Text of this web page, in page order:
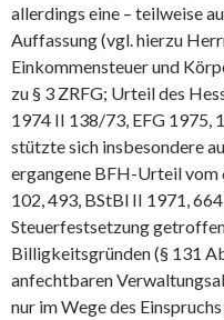
allerdings eine – teilweise
Auffassung (vgl. hierzu
Einkommensteuer und
zu § 3 ZRFG; Urteil des
1974 II 138/73, EFG 1975,
stützte sich insbesondere
ergangene BFH-Urteil
102, 493, BStBl II 1971,
Steuerfestsetzung
Billigkeitsgründen (§ 131
anfechtbaren
nur im Wege des